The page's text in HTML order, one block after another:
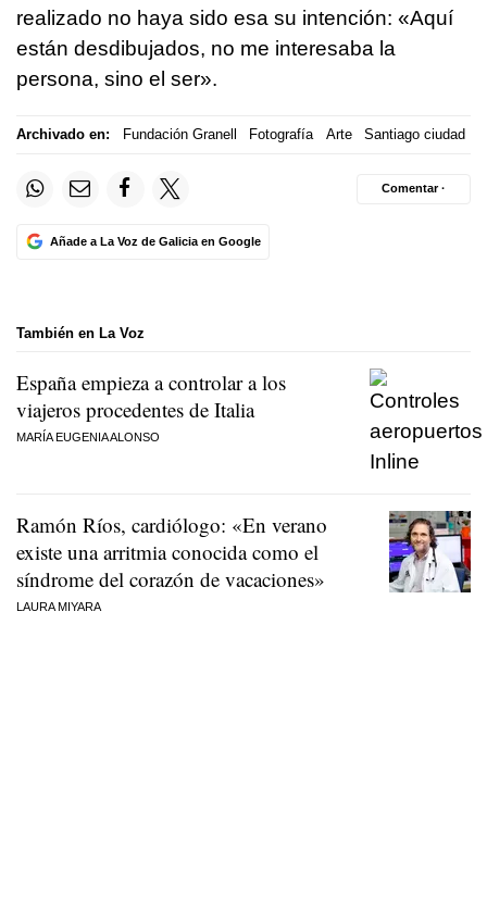
realizado no haya sido esa su intención: «Aquí
están desdibujados, no me interesaba la
persona, sino el ser».
Archivado en: Fundación Granell Fotografía Arte Santiago ciudad
Añade a La Voz de Galicia en Google
Comentar ·
También en La Voz
España empieza a controlar a los
viajeros procedentes de Italia
MARÍA EUGENIA ALONSO
Ramón Ríos, cardiólogo: «En verano
existe una arritmia conocida como el
síndrome del corazón de vacaciones»
LAURA MIYARA